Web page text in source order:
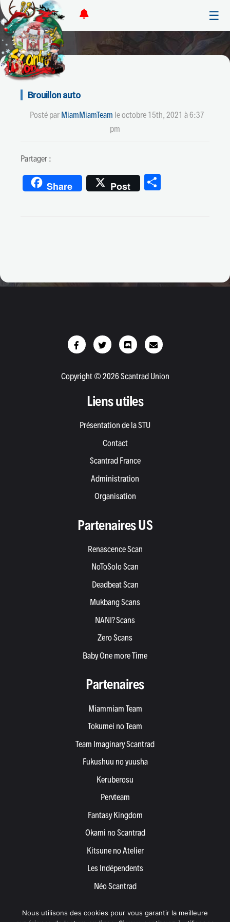
☰
Brouillon auto
Posté par MiamMiamTeam leoctobre 15th, 2021 à 6:37
pm
Partager :
Share Post
Copyright © 2026 Scantrad Union
Liens utiles
Présentation de la STU
Contact
Scantrad France
Administration
Organisation
Partenaires US
Renascence Scan
NoToSolo Scan
Deadbeat Scan
Mukbang Scans
NANI? Scans
Zero Scans
Baby One more Time
Partenaires
Miammiam Team
Tokumei no Team
Team Imaginary Scantrad
Fukushuu no yuusha
Keruberosu
Pervteam
Fantasy Kingdom
Okami no Scantrad
Kitsune no Atelier
Les Indépendents
Néo Scantrad
Nous utilisons des cookies pour vous garantir la meilleure